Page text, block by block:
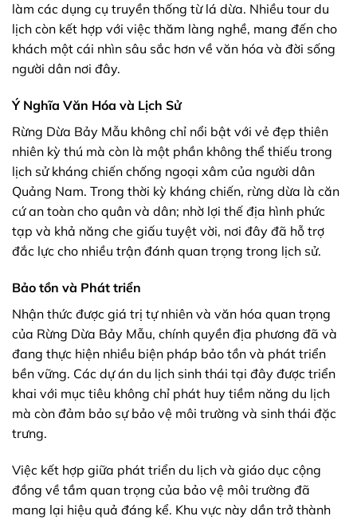
làm các dụng cụ truyền thống từ lá dừa. Nhiều tour du
lịch còn kết hợp với việc thăm làng nghề, mang đến cho
khách một cái nhìn sâu sắc hơn về văn hóa và đời sống
người dân nơi đây.
Ý Nghĩa Văn Hóa và Lịch Sử
Rừng Dừa Bảy Mẫu không chỉ nổi bật với vẻ đẹp thiên
nhiên kỳ thú mà còn là một phần không thể thiếu trong
lịch sử kháng chiến chống ngoại xâm của người dân
Quảng Nam. Trong thời kỳ kháng chiến, rừng dừa là căn
cứ an toàn cho quân và dân; nhờ lợi thế địa hình phức
tạp và khả năng che giấu tuyệt vời, nơi đây đã hỗ trợ
đắc lực cho nhiều trận đánh quan trọng trong lịch sử.
Bảo tồn và Phát triển
Nhận thức được giá trị tự nhiên và văn hóa quan trọng
của Rừng Dừa Bảy Mẫu, chính quyền địa phương đã và
đang thực hiện nhiều biện pháp bảo tồn và phát triển
bền vững. Các dự án du lịch sinh thái tại đây được triển
khai với mục tiêu không chỉ phát huy tiềm năng du lịch
mà còn đảm bảo sự bảo vệ môi trường và sinh thái đặc
trưng.
Việc kết hợp giữa phát triển du lịch và giáo dục cộng
đồng về tầm quan trọng của bảo vệ môi trường đã
mang lại hiệu quả đáng kể. Khu vực này dần trở thành